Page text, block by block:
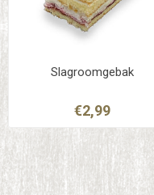
Slagroomgebak
€2,99